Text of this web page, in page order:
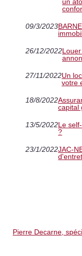
09/3/2023
26/12/2022
27/11/2022Un
votre
18/8/2022
capital
13/5/2022Le
?
23/1/2022JAC-
Pierre Decarne,